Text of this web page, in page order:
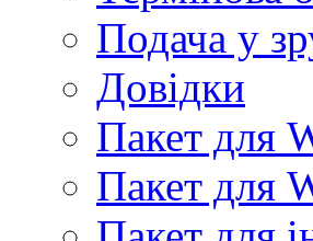
Подача у
Довідки
Пакет для
Пакет для